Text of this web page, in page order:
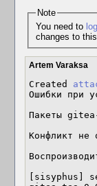
Note
You need to
changes to this
Artem Varaksa
Created
Ошибки при
Пакеты
Конфликт не
[sisyphus]